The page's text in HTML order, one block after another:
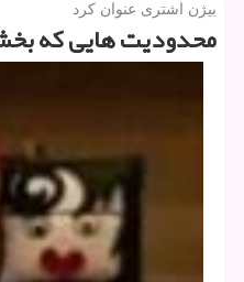
بیژن اشتری عنوان كرد
محدودیت هایی كه